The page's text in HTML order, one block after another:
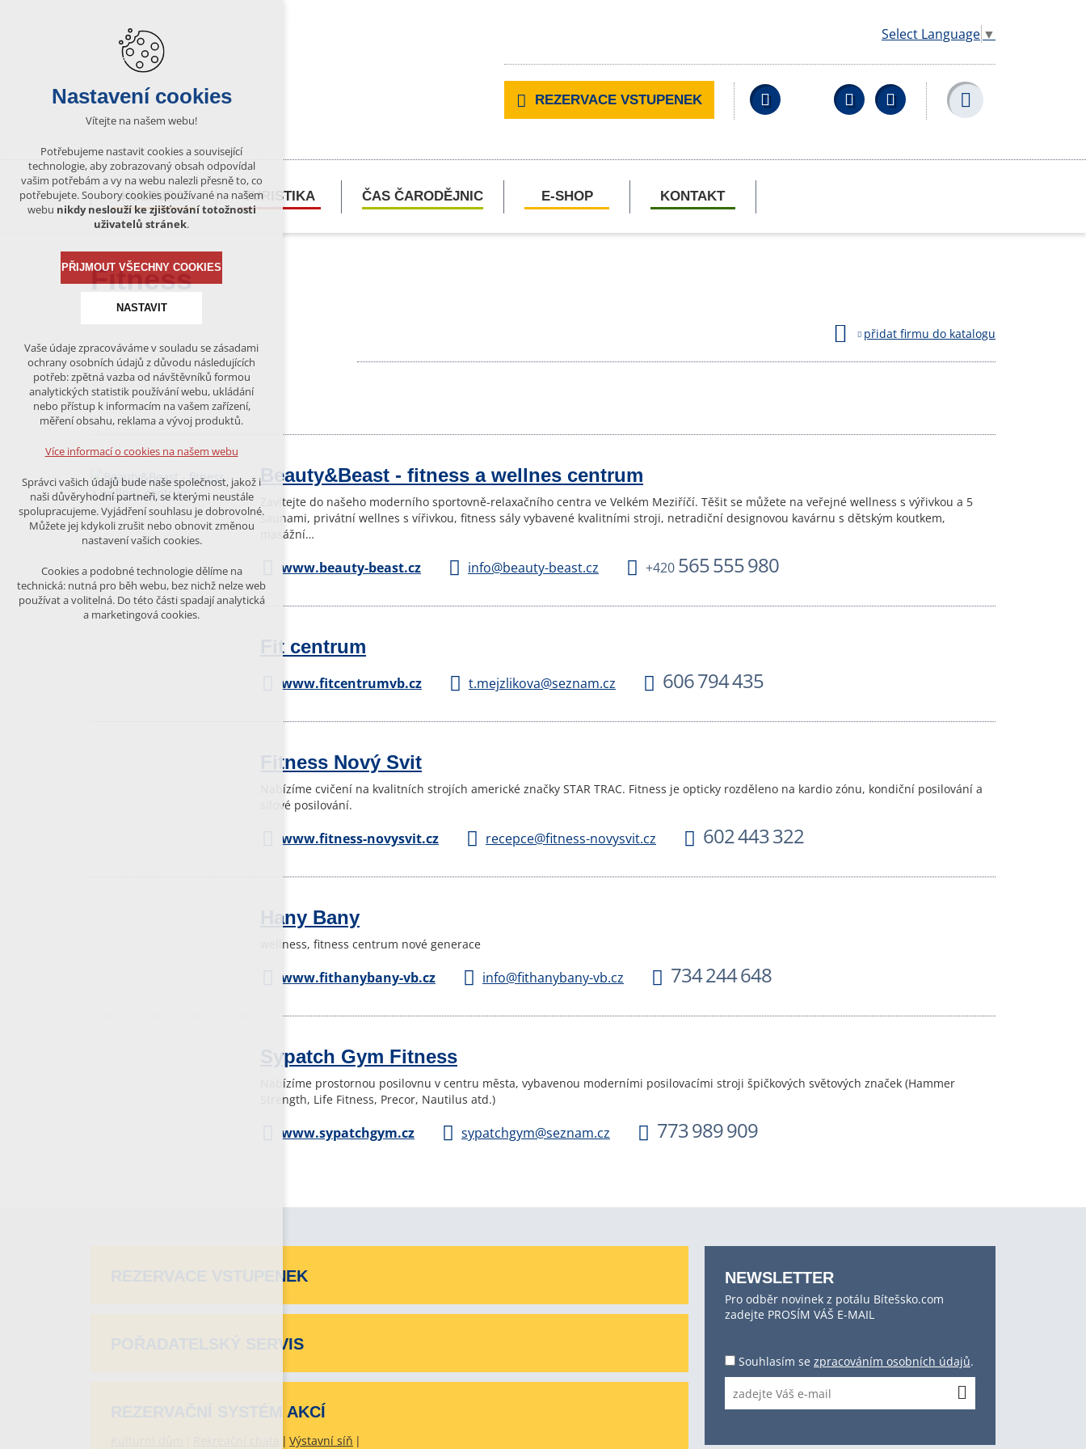
Select Language ▼
REZERVACE VSTUPENEK Facebook YouTubeWikipedia
KULTURA TURISTIKA ČAS ČARODĚJNIC E-SHOP KONTAKT
Fitness
přidat firmu do katalogu
Beauty&Beast - fitness a wellnes centrum
Zavítejte do našeho moderního sportovně-relaxačního centra ve Velkém Meziříčí. Těšit se můžete na veřejné wellness s výřivkou a 5
saunami, privátní wellnes s vířivkou, fitness sály vybavené kvalitními stroji, netradiční designovou kavárnu s dětským koutkem,
masážní…
www.beauty-beast.cz info@beauty-beast.cz +420 565 555 980
Fit centrum
www.fitcentrumvb.cz t.mejzlikova@seznam.cz 606 794 435
Fitness Nový Svit
Nabízíme cvičení na kvalitních strojích americké značky STAR TRAC. Fitness je opticky rozděleno na kardio zónu, kondiční posilování a
silové posilování.
www.fitness-novysvit.cz recepce@fitness-novysvit.cz 602 443 322
Hany Bany
wellness, fitness centrum nové generace
www.fithanybany-vb.cz info@fithanybany-vb.cz 734 244 648
Sypatch Gym Fitness
Nabízíme prostornou posilovnu v centru města, vybavenou moderními posilovacími stroji špičkových světových značek (Hammer
Strength, Life Fitness, Precor, Nautilus atd.)
www.sypatchgym.cz sypatchgym@seznam.cz 773 989 909
REZERVACE VSTUPENEK
POŘADATELSKÝ SERVIS
REZERVAČNÍ SYSTÉM AKCÍ
Výstavní síň
NEWSLETTER
Pro odběr novinek z potálu Bítešsko.com
zadejte PROSÍM VÁŠ E-MAIL
Souhlasím se zpracováním osobních údajů.
Nastavení cookies
Vítejte na našem webu!
Potřebujeme nastavit cookies a související
technologie, aby zobrazovaný obsah odpovídal
vašim potřebám a vy na webu nalezli přesně to, co
potřebujete. Soubory cookies používané na našem
webu nikdy neslouží ke zjišťování totožnosti
uživatelů stránek.
PŘIJMOUT VŠECHNY COOKIES
NASTAVIT
Technická cookies
nutná pro provozování webu
udržení kontextu stránek (session):
případná přihlášení, volby jazyka, apod.
analytická pro anonymizované
vyhodnocení návštěvnosti
marketingová cookies (Google)
Více informací o cookies na našem webu
ODMÍTNOUT VŠE
Vaše údaje zpracováváme v souladu se zásadami
ochrany osobních údajů z důvodu následujících
potřeb: zpětná vazba od návštěvníků formou
analytických statistik používání webu, ukládání
nebo přístup k informacím na vašem zařízení,
měření obsahu, reklama a vývoj produktů.
Více informací o cookies na našem webu
Správci vašich údajů bude naše společnost, jakož i
naši důvěryhodní partneři, se kterými neustále
spolupracujeme. Vyjádření souhlasu je dobrovolné.
Můžete jej kdykoli zrušit nebo obnovit změnou
nastavení vašich cookies.
Cookies a podobné technologie dělíme na
technická: nutná pro běh webu, bez nichž nelze web
používat a volitelná. Do této části spadají analytická
a marketingová cookies.